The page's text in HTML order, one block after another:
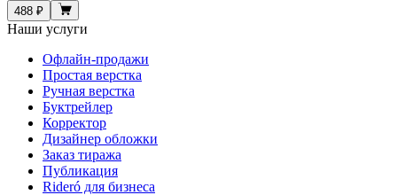
488 ₽
Наши услуги
Офлайн-продажи
Простая верстка
Ручная верстка
Буктрейлер
Корректор
Дизайнер обложки
Заказ тиража
Публикация
Rideró для бизнеса